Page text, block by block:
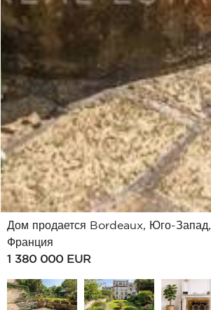
Дом продается Bordeaux, Юго-Запад,
Франция
1 380 000 EUR